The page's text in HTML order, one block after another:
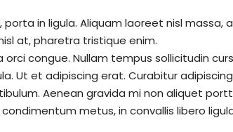
in ligula. Aliquam laoreet nisl massa,
at, pharetra tristique enim.
congue. Nullam tempus sollicitudin
Ut et adipiscing erat. Curabitur
Aenean gravida mi non aliquet
metus, in convallis libero